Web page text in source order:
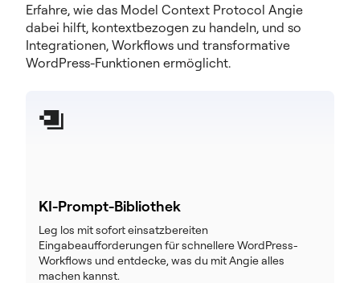
Erfahre, wie das Model Context Protocol Angie
dabei hilft, kontextbezogen zu handeln, und so
Integrationen, Workflows und transformative
WordPress-Funktionen ermöglicht.
KI-Prompt-Bibliothek
Leg los mit sofort einsatzbereiten
Eingabeaufforderungen für schnellere WordPress-
Workflows und entdecke, was du mit Angie alles
machen kannst.